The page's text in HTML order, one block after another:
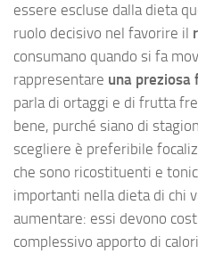
essere escluse dalla dieta
ruolo decisivo nel favorire il
consumano quando si fa
rappresentare una preziosa
parla di ortaggi e di frutta
bene, purché siano di
scegliere è preferibile
che sono ricostituenti e
importanti nella dieta di chi
aumentare: essi devono
complessivo apporto di